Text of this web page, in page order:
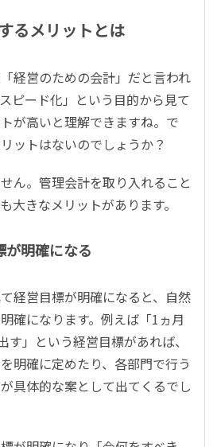
るメリットとは
経営のための会計」だと言われ
ピード化」という目的から見て
が高いと理解できますね。で
ットはないのでしょうか？
ん。管理会計を取り入れること
大きなメリットがあります。
が明確になる
経営目標が明確になると、自然
確になります。例えば「1ヵ月
す」という経営目標があれば、
明確に定めたり、各部門で行う
具体的な案として出てくるでし